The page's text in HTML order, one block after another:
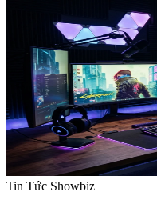
Tin Tức Showbiz